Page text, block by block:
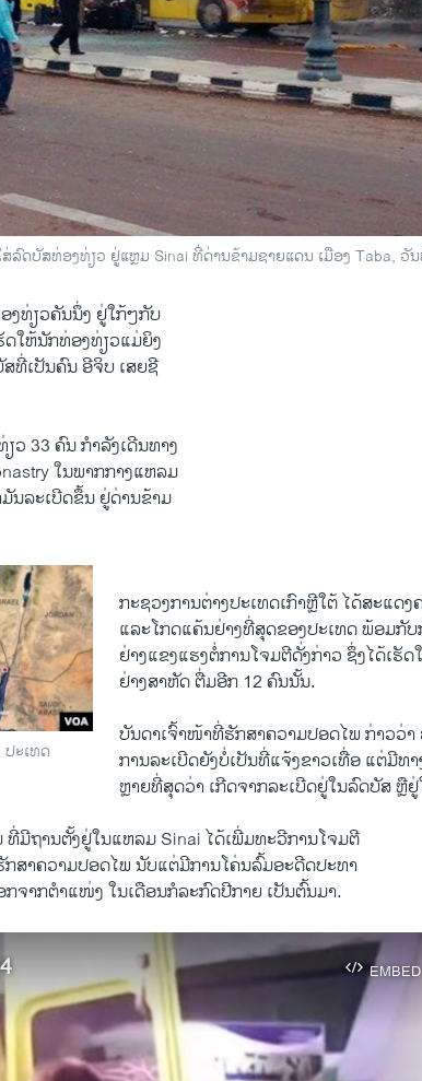
ດບັສທ່ອງທ່ຽວ ຢູ່ແຫຼມ Sinai ທີ່ດ່ານຂ້າມຊາຍແດນ ເມືອງ Taba, ວັ
ງ​ທ່ຽວຄັນ​ນຶ່ງ ຢູ່​ໃກ້ໆ​ກັບ
ໃຫ້​ນັກ​ທ່ອງ​ທ່ຽວ​ແມ່ຍິງ
ທີ່​ເປັນ​ຄົນ ​ອີ​ຈິບ ​ເສຍ​ຊີ
33 ຄົນ ກຳລັງ​ເດີນທາງ
ໃນພາກ​ກາງ​ແຫລມ
ນ​ລະ​ເບີດ​ຂຶ້ນ ຢູ່​ດ່ານ​ຂ້າມ​
ະເທດ
ກະຊວງ​ການ​ຕ່າງປະ​ເທດ​ເກົາຫຼີ​ໃຕ້ ​ໄດ້​ສະ​ແດ
ແລະ​ໂກດ​ແຄ້ນຢ່າງທີ່​ສຸດຂອງ​ປະ​ເທດ ​ພ້ອມ​ກັ
ຢ່າງ​ແຂງ​ແຮງ​ຕໍ່ການ​ໂຈມ​ຕີ​ດັ່ງກ່າວ ຊຶ່ງໄດ້ເຮັ
​ຢ່າງ​ສາຫັດ​ ຕື່ມ​ອີກ 12 ຄົນ​ນັ້ນ.
ບັນດາ​ເຈົ້າ​ໜ້າ​ທີ່​ຮັກສາ​ຄວາມ​ປອດ​ໄພ ກ່າວ​ວ່າ
ການລະ​ເບີດ​ຍັງ​ບໍ່ເປັນທີ່​ແຈ້ງ​ຂາວ​ເທື່ອ ​ແຕ່​ມີ​ທາ
ຫຼາຍ​ທີ່​ສຸດວ່າ ​ເກີດ​ຈາກ​ລະ​ເບີດຢູ່​ໃນ​ລົດ​ບັສ ຫຼື
ມີ​ຖານ​ຕັ້ງ​ຢູ່​ໃນ​ແຫລມ Sinai ​ໄດ້​ເພີ່ມ​ທະວີການ​ໂຈມຕີ​
ສາ​ຄວາມ​ປອດ​ໄພ ນັບ​ແຕ່​ມີ​ການ​ໂຄ່ນ​ລົ້ມ​ອະດີດ​ປະທາ​
ຈາກ​ຕຳ​ແໜ່​ງ ໃນ​ເດືອນ​ກໍລະກົດ​ປີກາຍ​ ​ເປັນຕົ້ນມາ.
EMBED